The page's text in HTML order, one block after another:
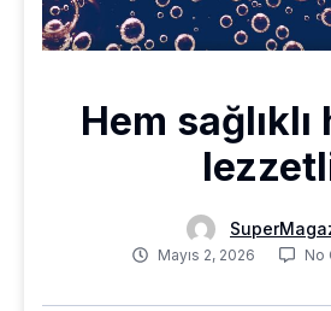
Hem sağlıklı
Mayıs 2, 2026 No